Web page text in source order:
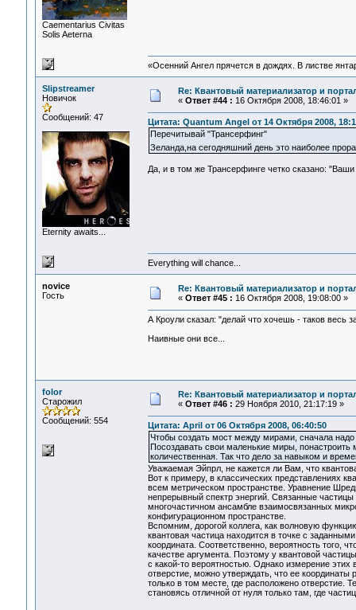
Сaementarius Civitas
Solis Aeterna
«Осенний Ангел прячется в дождях. В листве
Slipstreamer
Новичок
Сообщений: 47
Eternity awaits...
Re: Квантовый материализатор и
« Ответ #44 : 16 Октября 2008, 18:46:01 »
Цитата: Quantum Angel от 14 Октября 2008,
Перечитывай "Трансерфинг"
Зеланда,на сегодняшний день это наиболее
Да, и в том же Трансерфинге четко сказано:
Everything will chance...
novice
Гость
Re: Квантовый материализатор и
« Ответ #45 : 16 Октября 2008, 19:08:00 »
А Кроули сказал: "делай что хочешь - таков весь
Наивные они все...
folor
Старожил
Сообщений: 554
Re: Квантовый материализатор и
« Ответ #46 : 29 Ноября 2010, 21:17:19 »
Цитата: April от 06 Октября 2008, 06:40:50
Чтобы создать мост между мирами, сначала надо
Посоздавать свои маленькие миры,
количественная. Так что дело за навыком и
Уважаемая Эйпрл, не кажется ли Вам, что
Вот к примеру, в классических представлениях
всем метрическом пространстве. Уравнение
непрерывный спектр энергий. Связанные
многочастичном ансамбле взаимосвязанных
конфигурационном пространстве.
Вспомним, дорогой коллега, как волновую
квантовая частица находится в точке с
координата. Соответственно, вероятность того,
качестве аргумента. Поэтому у квантовой
с какой-то вероятностью. Однако измерение
отверстие, можно утверждать, что ее
только в том месте, где расположено
становясь отличной от нуля только там, где